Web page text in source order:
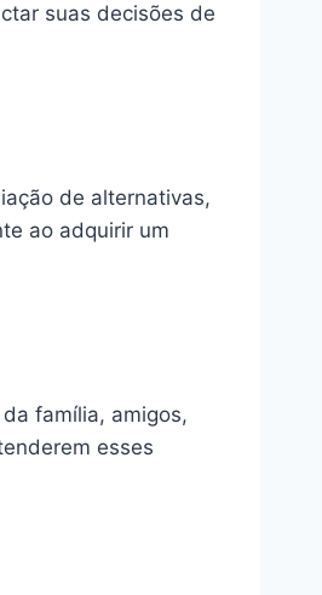
suas decisões de
de alternativas,
ao adquirir um
família, amigos,
esses